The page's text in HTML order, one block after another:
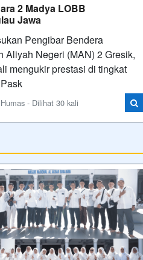
2 Madya LOBB
Jawa
Pengibar Bendera
Aliyah Negeri (MAN) 2 Gresik,
mengukir prestasi di tingkat
- Dilihat 30 kali